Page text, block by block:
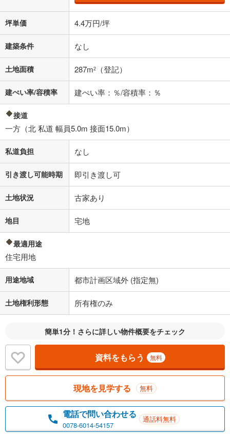
坪単価 4.4万円/坪
建築条件 なし
土地面積 287m2 （登記）
建ぺい率/容積率 建ぺい率：％/容積率：％
接道
一方（北 私道 幅員5.0m 接面15.0m）
私道負担 なし
引き渡し可能時期 即引き渡し可
土地状況 古家あり
地目 宅地
最適用途
住宅用地
用途地域 都市計画区域外 (指定無)
土地権利形態 所有権のみ
簡単1分！さらに詳しい物件概要をチェック
資料をもらう 無料
現地を見学する 無料
電話で問い合わせる
0078-6014-54157
通話料無料